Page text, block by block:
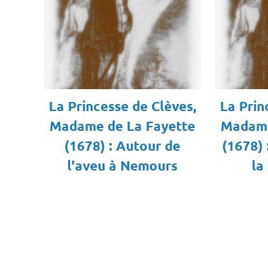
La Princesse de Clèves,
Madame de La Fayette
(1678) : Autour de
l'aveu à Nemours
La
(1678)
la